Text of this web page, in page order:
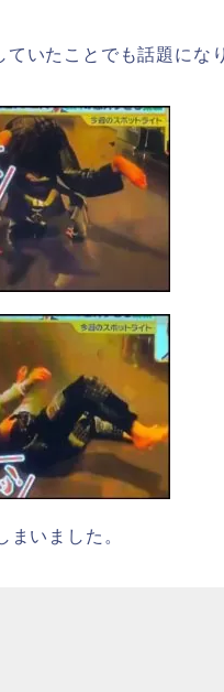
ていたことでも話題にな
いました。